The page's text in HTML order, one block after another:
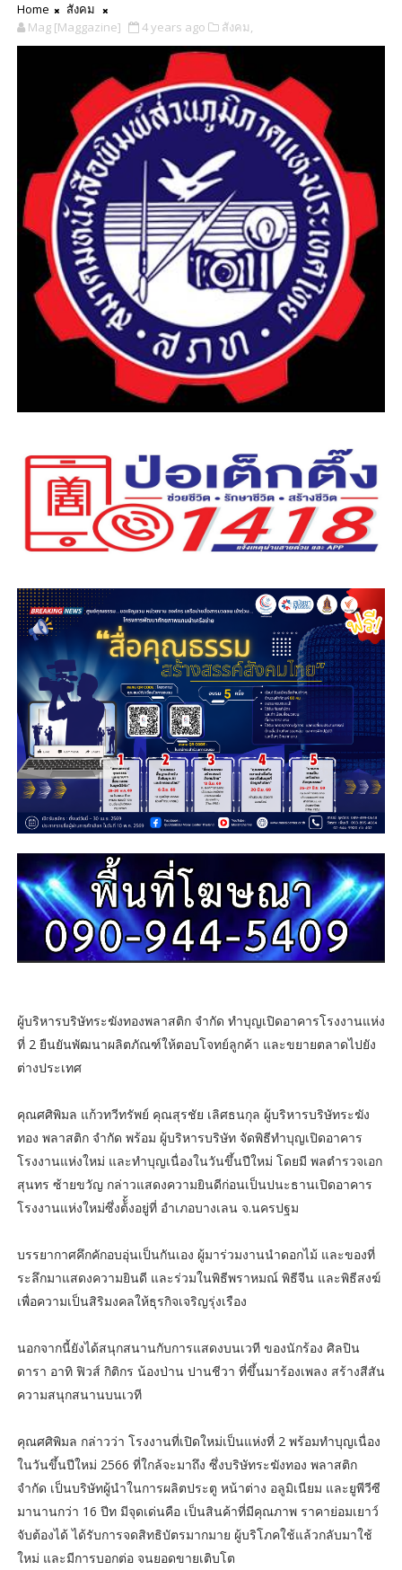
Home
สังคม
Mag [Maggazine]
4 years ago สังคม,
ผู้บริหารบริษัทระฆังทองพลาสติก จำกัด ทำบุญเปิดอาคารโรงงานแห่ง
ที่ 2 ยืนยันพัฒนาผลิตภัณฑ์ให้ตอบโจทย์ลูกค้า และขยายตลาดไปยัง
ต่างประเทศ
คุณศศิพิมล แก้วทวีทรัพย์ คุณสุรชัย เลิศธนกุล ผู้บริหารบริษัทระฆัง
ทอง พลาสติก จำกัด พร้อม ผู้บริหารบริษัท จัดพิธีทำบุญเปิดอาคาร
โรงงานแห่งใหม่ และทำบุญเนื่องในวันขึ้นปีใหม่ โดยมี พลตำรวจเอก
สุนทร ซ้ายขวัญ กล่าวแสดงความยินดีก่อนเป็นปนะธานเปิดอาคาร
โรงงานแห่งใหม่ซึ่งต้ั้งอยู่ที่ อำเภอบางเลน จ.นครปฐม
บรรยากาศคึกคักอบอุ่นเป็นกันเอง ผู้มาร่วมงานนำดอกไม้ และของที่
ระลึกมาแสดงความยินดี และร่วมในพิธีพราหมณ์​ พิธีจีน และพิธีสงฆ์
เพื่อความเป็นสิริมงคลให้ธุรกิจเจริญรุ่งเรือง
นอกจากนี้ยังได้สนุกสนานกับการแสดงบนเวที ของนักร้อง ศิลปิน
ดารา อาทิ ฟิวส์ กิติกร น้องป่าน ปานชีวา ที่ขึ้นมาร้องเพลง สร้างสีสัน
ความสนุกสนานบนเวที
คุณศศิพิมล กล่าวว่า โรงงานที่เปิดใหม่เป็นแห่งที่ 2 พร้อมทำบุญเนื่อง
ในวันขึ้นปีใหม่ 2566 ที่ใกล้จะมาถึง ซึ่งบริษัท​ระฆังทอง พลาสติก
จำกัด เป็นบริษัทผู้นำในการผลิตประตู หน้าต่าง อลูมิเนียม และยูพีวีซี
มานานกว่า 16 ปีท มีจุดเด่นคือ เป็นสินค้าที่มีคุณภาพ ราคาย่อมเยาว์
จับต้องได้ ได้รับการจดสิทธิบัตรมากมาย ผู้บริโภคใช้แล้วกลับมาใช้
ใหม่ และมีการบอกต่อ จนยอดขายเติบโต